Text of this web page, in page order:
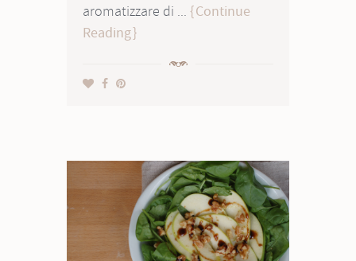
aromatizzare di ... Continue
Reading